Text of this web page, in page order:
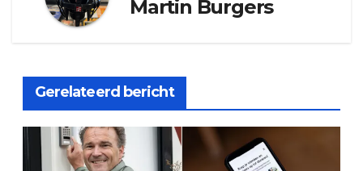
Martin Burgers
Gerelateerd bericht